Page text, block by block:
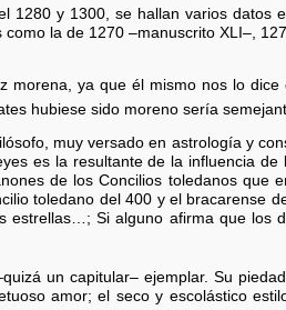
1280 y 1300, se hallan varios datos
la de 1270 –manuscrito XLI–,
ya que él mismo nos lo dice
hubiese sido moreno sería
muy versado en astrología y
es la resultante de la influencia de
de los Concilios toledanos que
toledano del 400 y el bracarense
estrellas…; Si alguno afirma que los
un capitular– ejemplar. Su
amor; el seco y escolástico